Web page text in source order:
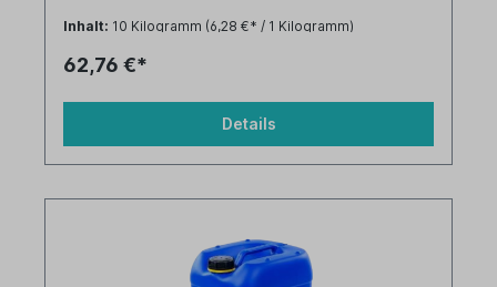
Inhalt: 10 Kilogramm (6,28 €* / 1 Kilogramm)
62,76 €*
Details